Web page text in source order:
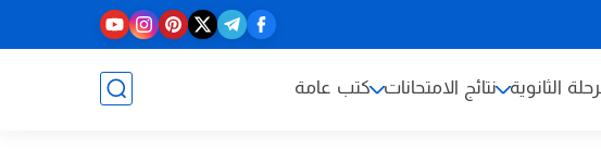
الثانوية نتائج الامتحانات كتب عامة